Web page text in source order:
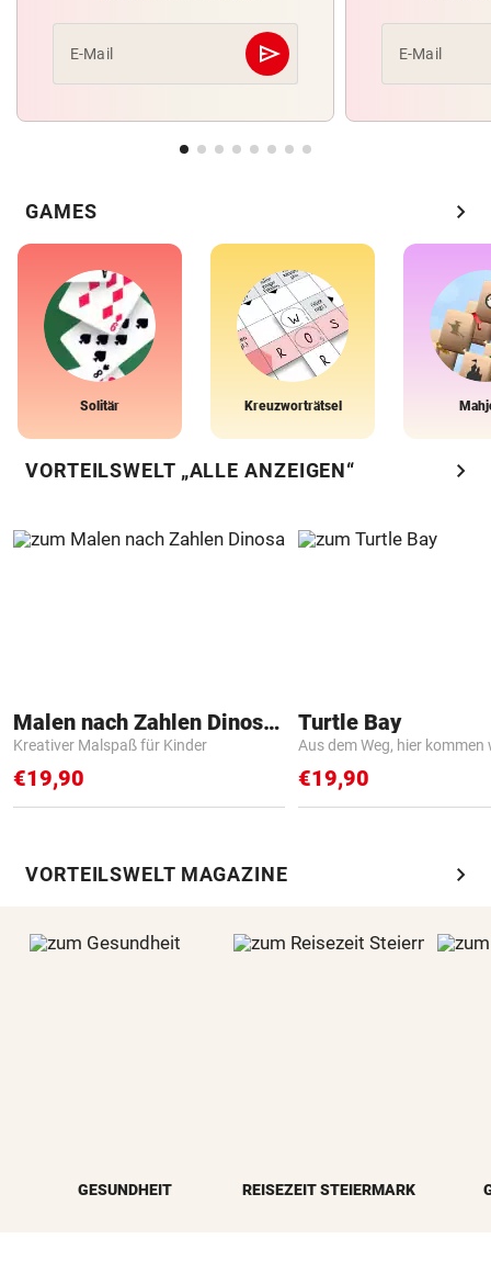
E-Mail send
Abschicken E-Mail
GAMES chevron_right
Solitär Kreuzworträtsel
VORTEILSWELT „ALLE ANZEIGEN“ chevron_right
Malen nach Zahlen Dinosaurier
Kreativer Malspaß für Kinder
€19,90
Turtle Bay
Aus dem Weg, hier kommen
€19,90
VORTEILSWELT MAGAZINE chevron_right
GESUNDHEIT REISEZEIT STEIERMARK